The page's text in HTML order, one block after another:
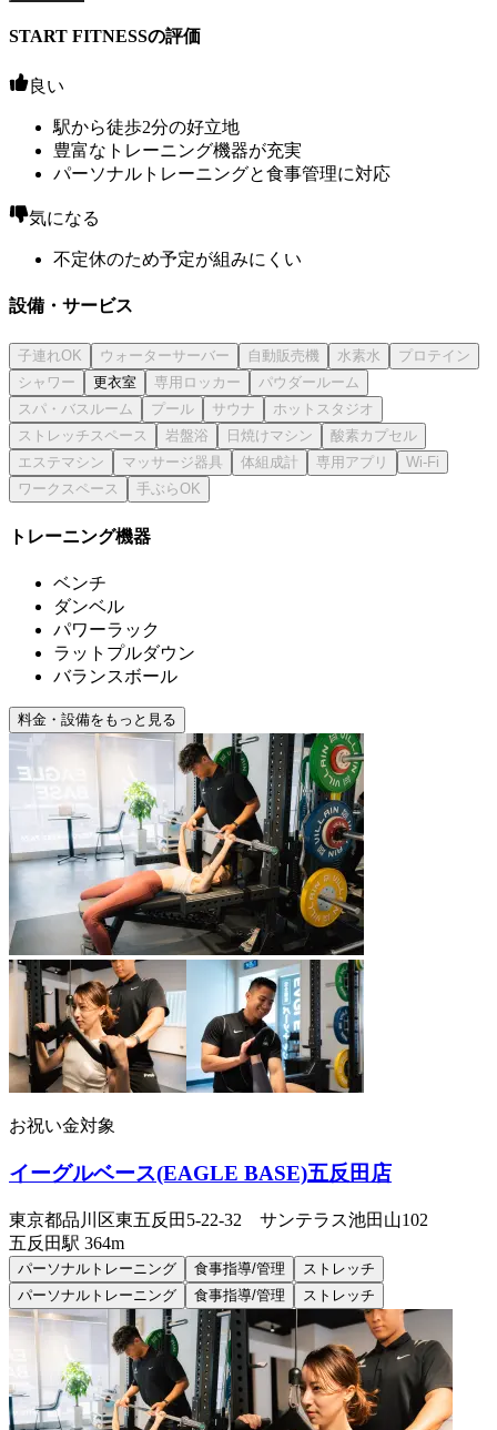
START FITNESSの評価
良い
駅から徒歩2分の好立地
豊富なトレーニング機器が充実
パーソナルトレーニングと食事管理に対応
気になる
不定休のため予定が組みにくい
設備・サービス
更衣室
トレーニング機器
ベンチ
ダンベル
パワーラック
ラットプルダウン
バランスボール
料金・設備をもっと見る
お祝い金対象
イーグルベース(EAGLE BASE)五反田店
東京都品川区東五反田5-22-32 サンテラス池田山102
五反田駅 364m
パーソナルトレーニング 食事指導/管理
ストレッチ
パーソナルトレーニング
食事指導/管理 ストレッチ